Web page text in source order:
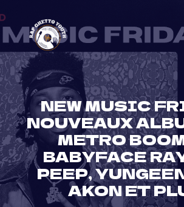
to
content
NEW MUSIC
NOUVEAUX
METRO
BABYFACE
PEEP,
AKON ET